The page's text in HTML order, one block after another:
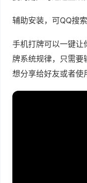
辅助安装，可QQ搜
手机打牌可以一键让
牌系统规律，只需
想分享给好友或者使